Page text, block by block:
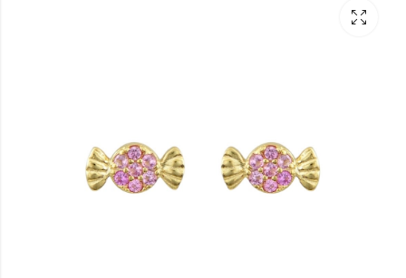
μονόκεροι από